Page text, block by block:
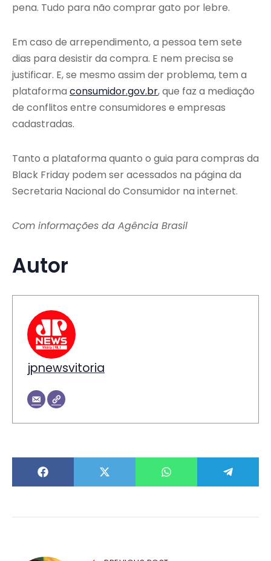
pena. Tudo para não comprar gato por lebre.
Em caso de arrependimento, a pessoa tem sete
dias para desistir da compra. E nem precisa se
justificar. E, se mesmo assim der problema, tem a
plataforma consumidor.gov.br, que faz a mediação
de conflitos entre consumidores e empresas
cadastradas.
Tanto a plataforma quanto o guia para compras da
Black Friday podem ser acessados na página da
Secretaria Nacional do Consumidor na internet.
Com informações da Agência Brasil
Autor
jpnewsvitoria